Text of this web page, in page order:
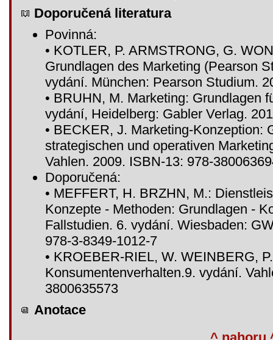
Doporučená literatura
Povinná:
• KOTLER, P. ARMSTRONG, G.
Grundlagen des Marketing (Pearson
vydání. München: Pearson Studium.
• BRUHN, M. Marketing: Grundlagen
vydání, Heidelberg: Gabler Verlag.
• BECKER, J. Marketing-Konzeption:
strategischen und operativen
Vahlen. 2009. ISBN-13: 978-
Doporučená:
• MEFFERT, H. BRZHN, M.:
Konzepte - Methoden: Grundlagen -
Fallstudien. 6. vydání. Wiesbaden:
978-3-8349-1012-7
• KROEBER-RIEL, W. WEINBERG,
Konsumentenverhalten.9. vydání.
3800635573
Anotace